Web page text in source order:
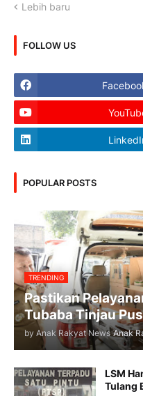
Lebih baru
FOLLOW US
POPULAR POSTS
TRENDING
Pastikan
Tubaba Tinjau
by Anak Rakyat News Anak
LSM
Tulang